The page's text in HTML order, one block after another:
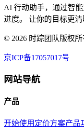
AI 行动助手，通过智
进度。 让你的目标更清
© 2026 时踪团队版权所
京ICP备17057017号
网站导航
产品
开始使用 定价方案产品